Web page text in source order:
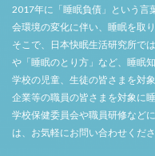
2017年に「睡眠負債」という言
会環境の変化に伴い、睡眠を取
そこで、日本快眠生活研究所で
や「睡眠のとり方」など、睡眠
学校の児童、生徒の皆さまを対
企業等の職員の皆さまを対象に
学校保健委員会や職員研修など
は、お気軽にお問い合わせくださ